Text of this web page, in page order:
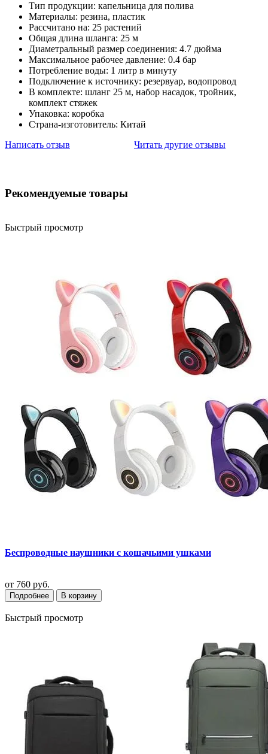
Тип продукции: капельница для полива
Материалы: резина, пластик
Рассчитано на: 25 растений
Общая длина шланга: 25 м
Диаметральный размер соединения: 4.7 дюйма
Максимальное рабочее давление: 0.4 бар
Потребление воды: 1 литр в минуту
Подключение к источнику: резервуар, водопровод
В комплекте: шланг 25 м, набор насадок, тройник,
комплект стяжек
Упаковка: коробка
Страна-изготовитель: Китай
Написать отзыв
Читать другие отзывы
Рекомендуемые товары
Быстрый просмотр
Беспроводные наушники с кошачьими ушками
от 760 руб.
Подробнее В корзину
Быстрый просмотр